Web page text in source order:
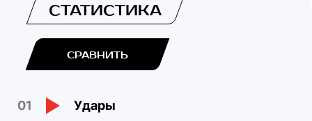
СТАТИСТИКА
СРАВНИТЬ
01 Удары